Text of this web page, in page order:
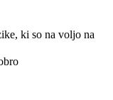
ki so na voljo na